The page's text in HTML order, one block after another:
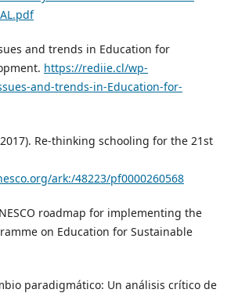
and trends in Education for
https://rediie.cl/wp-
and-trends-in-Education-for-
Re-thinking schooling for the 21st
ark:/48223/pf0000260568
roadmap for implementing the
on Education for Sustainable
paradigmático: Un análisis crítico de